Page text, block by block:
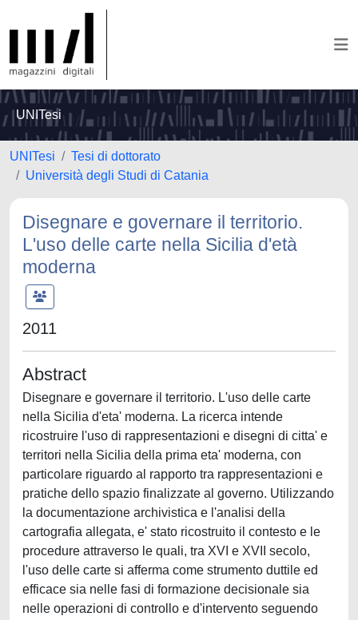
UNITesi
UNITesi
Tesi di dottorato
Università degli Studi di Catania
Disegnare e governare il territorio.
L'uso delle carte nella Sicilia d'età
moderna
2011
Abstract
Disegnare e governare il territorio. L'uso delle carte
nella Sicilia d'eta' moderna. La ricerca intende
ricostruire l'uso di rappresentazioni e disegni di citta' e
territori nella Sicilia della prima eta' moderna, con
particolare riguardo al rapporto tra rappresentazioni e
pratiche dello spazio finalizzate al governo. Utilizzando
la documentazione archivistica e l'analisi della
cartografia allegata, e' stato ricostruito il contesto e le
procedure attraverso le quali, tra XVI e XVII secolo,
l'uso delle carte si afferma come strumento duttile ed
efficace sia nelle fasi di formazione decisionale sia
nelle operazioni di controllo e d'intervento seguendo